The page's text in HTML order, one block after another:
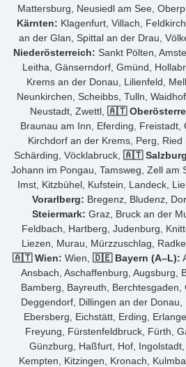
Mattersburg, Neusiedl am See,
Kärnten: Klagenfurt, Villach,
an der Glan, Spittal an der Drau,
Niederösterreich: Sankt Pölten,
Leitha, Gänserndorf, Gmünd,
Krems an der Donau, Lilienfeld,
Neunkirchen, Scheibbs, Tulln,
Neustadt, Zwettl, 🇦🇹
Braunau am Inn, Eferding, Freistadt,
Kirchdorf an der Krems, Perg, Ried
Schärding, Vöcklabruck, 🇦🇹
Johann im Pongau, Tamsweg, Zell am
Imst, Kitzbühel, Kufstein, Landeck,
Vorarlberg: Bregenz, Bludenz,
Steiermark: Graz, Bruck an der
Feldbach, Hartberg, Judenburg,
Liezen, Murau, Mürzzuschlag,
🇦🇹 Wien: Wien, 🇩🇪 Bayern (A–L):
Ansbach, Aschaffenburg, Augsburg,
Bamberg, Bayreuth, Berchtesgaden,
Deggendorf, Dillingen an der Donau,
Ebersberg, Eichstätt, Erding,
Freyung, Fürstenfeldbruck, Fürth,
Günzburg, Haßfurt, Hof, Ingolstadt,
Kempten, Kitzingen, Kronach,